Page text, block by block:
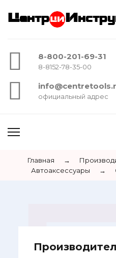
Центр
8-800-201-69-31
8-8152-78-35-00
официальный адрес
Главная →
Автоаксессуары
→